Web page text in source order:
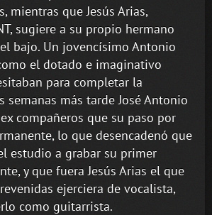
mientras que Jesús Arias,
sugiere a su propio hermano
bajo. Un jovencísimo Antonio
el dotado e imaginativo
para completar la
semanas más tarde José Antonio
compañeros que su paso por
lo que desencadenó que
estudio a grabar su primer
y que fuera Jesús Arias el que
ejerciera de vocalista,
como guitarrista.